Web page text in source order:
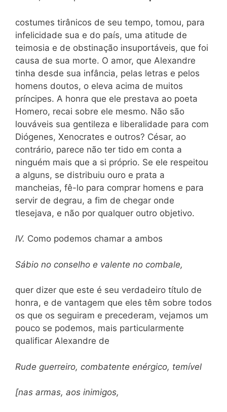
costumes tirânicos de seu tempo, tomou, para
infelicidade sua e do país, uma atitude de
teimosia e de obstinação insuportáveis, que foi
causa de sua morte. O amor, que Alexandre
tinha desde sua infância, pelas letras e pelos
homens doutos, o eleva acima de muitos
príncipes. A honra que ele prestava ao poeta
Homero, recai sobre ele mesmo. Não são
louváveis sua gentileza e liberalidade para com
Diógenes, Xenocrates e outros? César, ao
contrário, parece não ter tido em conta a
ninguém mais que a si próprio. Se ele respeitou
a alguns, se distribuiu ouro e prata a
mancheias, fê-lo para comprar homens e para
servir de degrau, a fim de chegar onde
tlesejava, e não por qualquer outro objetivo.
IV. Como podemos chamar a ambos
Sábio no conselho e valente no combale,
quer dizer que este é seu verdadeiro título de
honra, e de vantagem que eles têm sobre todos
os que os seguiram e precederam, vejamos um
pouco se podemos, mais particularmente
qualificar Alexandre de
Rude guerreiro, combatente enérgico, temível
[nas armas, aos inimigos,